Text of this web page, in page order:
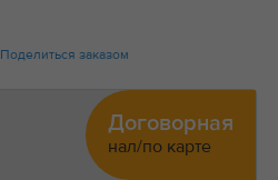
Поделиться заказом
Договорная
нал/по карте